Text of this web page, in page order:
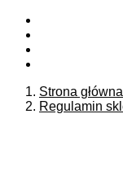
Strona główna
Regulamin